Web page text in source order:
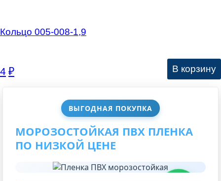
ВЫГОДНАЯ ПОКУПКА
МОРОЗОСТОЙКАЯ ПВХ ПЛЕНКА
ПО НИЗКОЙ ЦЕНЕ
Кольцо 005-008-1,9
4 ₽ В корзину